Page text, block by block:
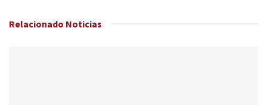
Relacionado Noticias